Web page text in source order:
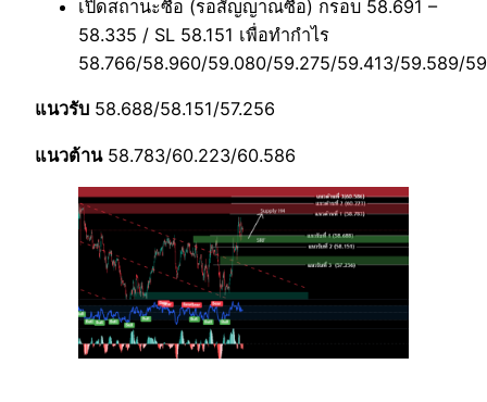
เปิดสถานะซื้อ (รอสัญญาณซื้อ) กรอบ 58.691 –
58.335 / SL 58.151 เพื่อทำกำไร
58.766/58.960/59.080/59.275/59.413/59.589/
แนวรับ 58.688/58.151/57.256
แนวต้าน58.783/60.223/60.586